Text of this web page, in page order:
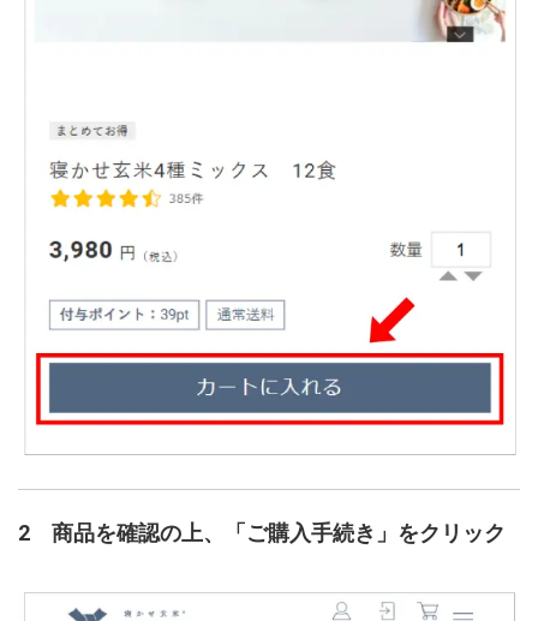
2 商品を確認の上、「ご購入手続き」をクリック